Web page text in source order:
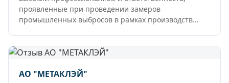
проявленные при проведении замеров
промышленных выбросов в рамках производств...
АО "МЕТАКЛЭЙ"